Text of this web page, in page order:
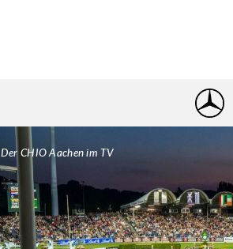
Der CHIO Aachen im TV